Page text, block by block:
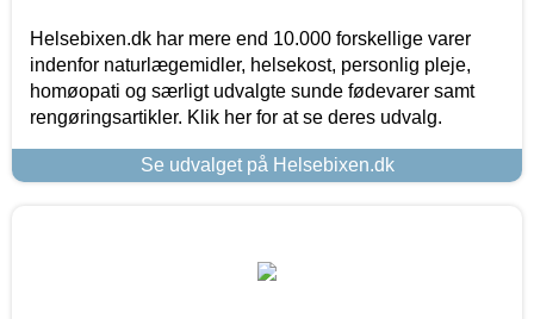
Helsebixen.dk har mere end 10.000 forskellige varer
indenfor naturlægemidler, helsekost, personlig pleje,
homøopati og særligt udvalgte sunde fødevarer samt
rengøringsartikler. Klik her for at se deres udvalg.
Se udvalget på Helsebixen.dk